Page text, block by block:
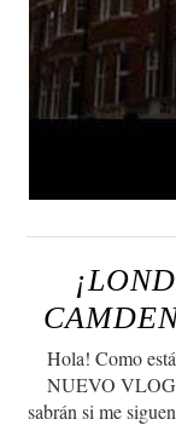
Hola! Como
NUEVO
sabrán si me